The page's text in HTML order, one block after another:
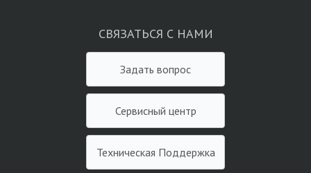
СВЯЗАТЬСЯ С НАМИ
Задать вопрос
Сервисный центр
Техническая Поддержка